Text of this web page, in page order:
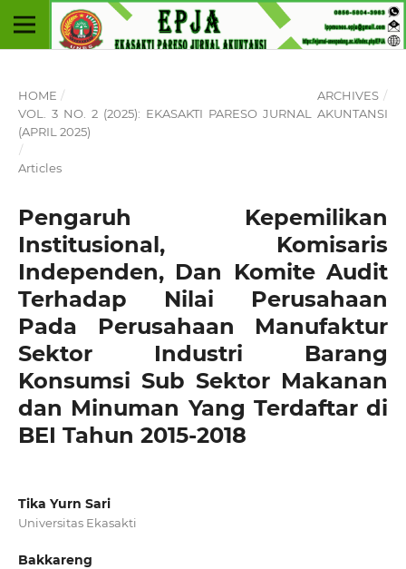
HOME / ARCHIVES /
VOL. 3 NO. 2 (2025): EKASAKTI PARESO JURNAL AKUNTANSI
(APRIL 2025)
/
Articles
Pengaruh Kepemilikan
Institusional, Komisaris
Independen, Dan Komite Audit
Terhadap Nilai Perusahaan
Pada Perusahaan Manufaktur
Sektor Industri Barang
Konsumsi Sub Sektor Makanan
dan Minuman Yang Terdaftar di
BEI Tahun 2015-2018
Tika Yurn Sari
Universitas Ekasakti
Bakkareng